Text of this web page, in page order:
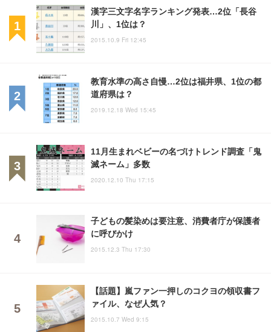
漢字三文字名字ランキング発表…2位「長谷
川」、1位は？
2015.10.9 Fri 12:45
教育水準の高さ自慢…2位は福井県、1位の都
道府県は？
2019.12.18 Wed 15:45
11月生まれベビーの名づけトレンド調査「鬼
滅ネーム」多数
2020.12.10 Thu 17:15
子どもの髪染めは要注意、消費者庁が保護者
に呼びかけ
2015.12.3 Thu 17:30
【話題】嵐ファン一押しのコクヨの領収書フ
ァイル、なぜ人気？
2015.10.7 Wed 9:15